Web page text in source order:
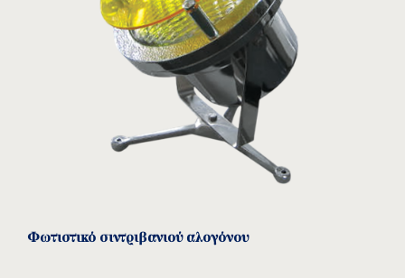
Φωτιστικό σιντριβανιού αλογόνου